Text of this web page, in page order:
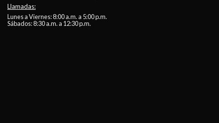
Llamadas:
Lunes a Viernes: 8:00 a.m. a 5:00 p.m.
Sábados: 8:30 a.m. a 12:30 p.m.